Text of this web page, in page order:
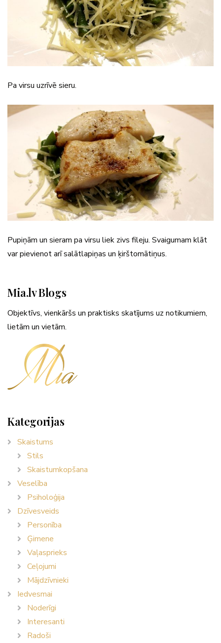
Pa virsu uzrīvē sieru.
Pupiņām un sieram pa virsu liek zivs fileju. Svaigumam klāt
var pievienot arī salātlapiņas un ķirštomātiņus.
Mia.lv Blogs
Objektīvs, vienkāršs un praktisks skatījums uz notikumiem,
lietām un vietām.
Kategorijas
Skaistums
Stils
Skaistumkopšana
Veselība
Psiholoģija
Dzīvesveids
Personība
Ģimene
Vaļasprieks
Ceļojumi
Mājdzīvnieki
Iedvesmai
Noderīgi
Interesanti
Radoši